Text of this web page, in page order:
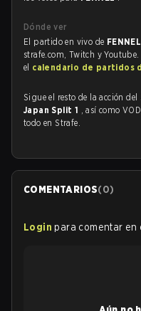
Dónde ver
El partido en vivo de
strafe.com, Twitch y
el calendario de partidos
Sigue el resto de la acción del
Japan Split 1 , así como
todo en Strafe.
COMENTARIOS(0)
Login para comentar en